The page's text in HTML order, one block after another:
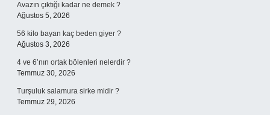
Avazın çıktığı kadar ne demek ?
Ağustos 5, 2026
56 kilo bayan kaç beden giyer ?
Ağustos 3, 2026
4 ve 6’nın ortak bölenleri nelerdir ?
Temmuz 30, 2026
Turşuluk salamura sirke midir ?
Temmuz 29, 2026